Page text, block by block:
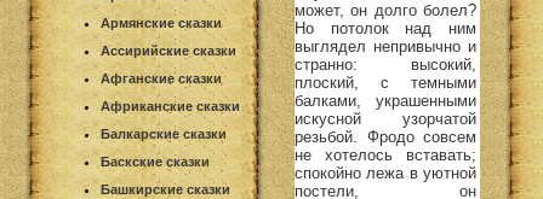
Армянские сказки
Ассирийские сказки
Афганские сказки
Африканские сказки
Балкарские сказки
Баскские сказки
Башкирские сказки
может, он долго болел?
Но потолок над ним
выглядел непривычно и
странно: высокий,
плоский, с темными
балками, украшенными
искусной узорчатой
резьбой. Фродо совсем
не хотелось вставать;
спокойно лежа в уютной
постели, он